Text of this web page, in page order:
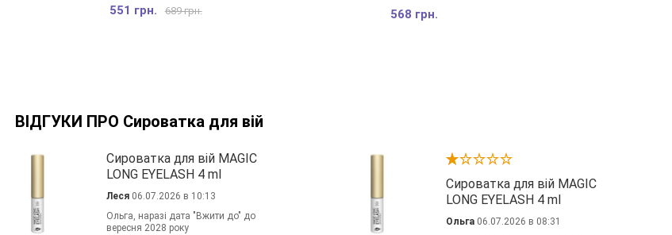
689 грн.
551 грн.
568 грн.
ВІДГУКИ ПРО Сироватка для вій
Сироватка для вій MAGIC
LONG EYELASH 4 ml
Леся06.07.2026 в 10:13
Ольга, наразі дата "Вжити до" до
вересня 2028 року
Сироватка для вій MAGIC
LONG EYELASH 4 ml
Ольга 06.07.2026 в 08:31